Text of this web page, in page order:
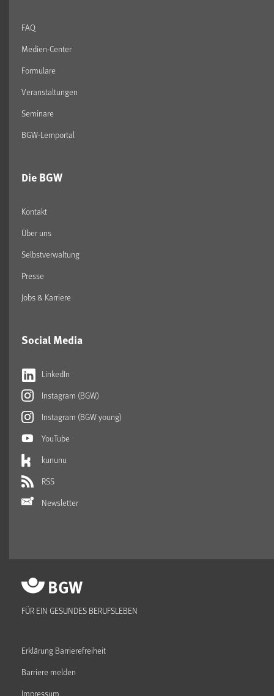
FAQ
Medien-Center
Formulare
Veranstaltungen
Seminare
BGW-Lernportal
Die BGW
Kontakt
Über uns
Selbstverwaltung
Presse
Jobs & Karriere
Social Media
LinkedIn
Instagram (BGW)
Instagram (BGW young)
YouTube
kununu
RSS
Newsletter
FÜR EIN GESUNDES BERUFSLEBEN
Erklärung Barrierefreiheit
Barriere melden
Impressum